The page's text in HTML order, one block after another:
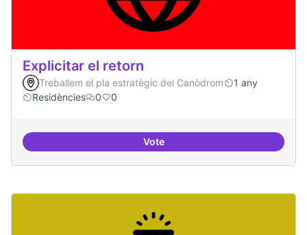
Explicitar el retorn
Treballem el pla estratègic del Canòdrom
1 any
Residències
0 0
VoteExplicitar el retorn